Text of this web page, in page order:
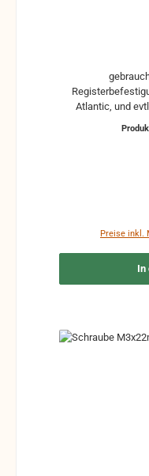
Registerbefestigung passend für
Atlantic, und evtl. weitere
Preise inkl.
In